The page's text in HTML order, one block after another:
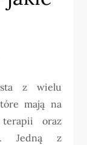
z wielu
mają na
terapii oraz
Jedną z